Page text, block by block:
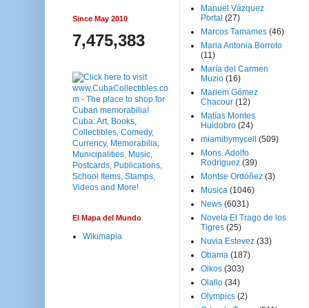
Since May 2010
7,475,383
El Mapa del Mundo
Wikimapia
Manuel Vázquez
Portal (27)
Marcos Tamames (46)
Maria Antonia Borroto
(11)
María del Carmen
Muzio (16)
Mariem Gómez
Chacour (12)
Matías Montes
Huidobro (24)
miamibymycell
(509)
Mons. Adolfo
Rodriguez (39)
Montse Ordóñez (3)
Musica (1046)
News (6031)
Novela El Trago de los
Tigres (25)
Nuvia Estevez (33)
Obama (187)
Oikos (303)
Olallo (34)
Olympics (2)